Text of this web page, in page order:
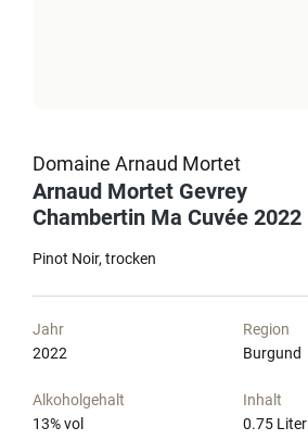
Domaine Arnaud Mortet
Arnaud Mortet Gevrey
Chambertin Ma Cuvée 2022
Pinot Noir trocken
Jahr
2022
Region
Burgund
Alkoholgehalt
13% vol
Inhalt
0.75 Liter